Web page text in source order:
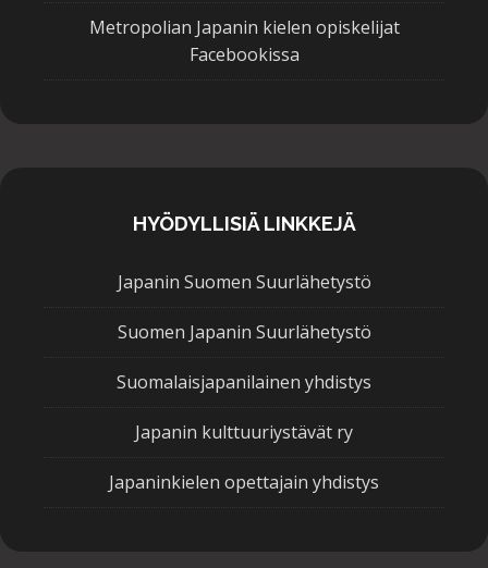
Metropolian Japanin kielen opiskelijat
Facebookissa
HYÖDYLLISIÄ LINKKEJÄ
Japanin Suomen Suurlähetystö
Suomen Japanin Suurlähetystö
Suomalaisjapanilainen yhdistys
Japanin kulttuuriystävät ry
Japaninkielen opettajain yhdistys